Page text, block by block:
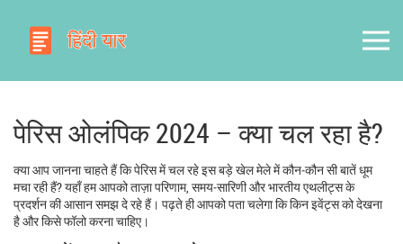
पेरिस ओलंपिक 2024 – क्या चल रहा है?
क्या आप जानना चाहते हैं कि पेरिस में चल रहे इस बड़े खेल मेले में कौन‑कौन सी बातें धूम
मचा रही हैं? यहाँ हम आपको ताज़ा परिणाम, समय‑सारिणी और भारतीय एथलीट्स के
प्रदर्शन की आसान समझ दे रहे हैं। पढ़ते ही आपको पता चलेगा कि किन इवेंट्स को देखना
है और किसे फॉलो करना चाहिए।